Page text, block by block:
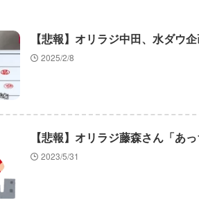
【悲報】オリラジ中田、水ダウ
2025/2/8
【悲報】オリラジ藤森さん「あ
2023/5/31